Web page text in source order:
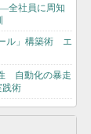
全社員に周知
ル」構築術 エ
自動化の暴走
践術